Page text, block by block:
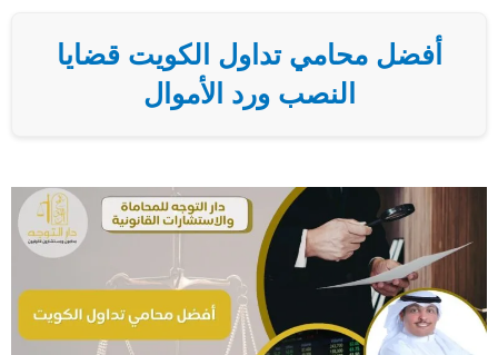
أفضل محامي تداول الكويت قضايا
النصب ورد الأموال